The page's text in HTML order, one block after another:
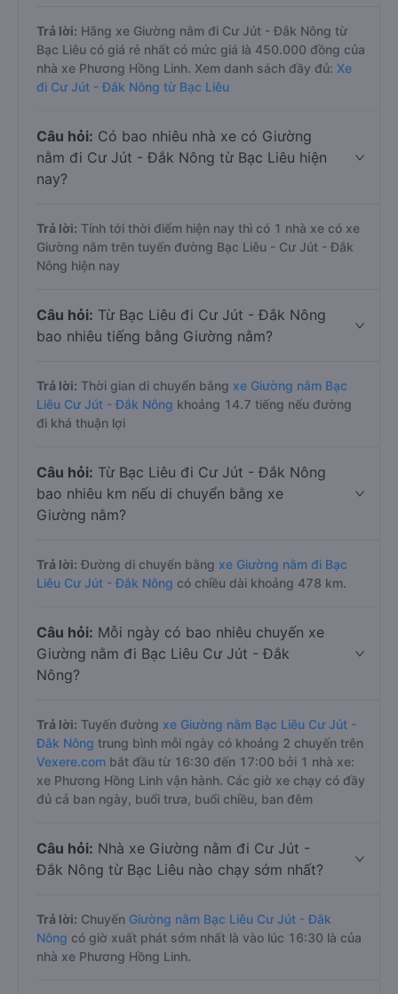
Trả lời: Hãng xe Giường nằm đi Cư Jút - Đắk Nông từ
Bạc Liêu có giá rẻ nhất có mức giá là 450.000 đồng của
nhà xe Phương Hồng Linh. Xem danh sách đầy đủ: Xe
đi Cư Jút - Đắk Nông từ Bạc Liêu
Câu hỏi: Có bao nhiêu nhà xe có Giường
nằm đi Cư Jút - Đắk Nông từ Bạc Liêu hiện
nay?
Trả lời: Tính tới thời điểm hiện nay thì có 1 nhà xe có xe
Giường nằm trên tuyến đường Bạc Liêu - Cư Jút - Đắk
Nông hiện nay
Câu hỏi: Từ Bạc Liêu đi Cư Jút - Đắk Nông
bao nhiêu tiếng bằng Giường nằm?
Trả lời: Thời gian di chuyển bằng xe Giường nằm Bạc
Liêu Cư Jút - Đắk Nông khoảng 14.7 tiếng nếu đường
đi khá thuận lợi
Câu hỏi: Từ Bạc Liêu đi Cư Jút - Đắk Nông
bao nhiêu km nếu di chuyển bằng xe
Giường nằm?
Trả lời: Đường di chuyển bằng xe Giường nằm đi Bạc
Liêu Cư Jút - Đắk Nông có chiều dài khoảng 478 km.
Câu hỏi: Mỗi ngày có bao nhiêu chuyến xe
Giường nằm đi Bạc Liêu Cư Jút - Đắk
Nông?
Trả lời: Tuyến đường xe Giường nằm Bạc Liêu Cư Jút -
Đắk Nông trung bình mỗi ngày có khoảng 2 chuyến trên
Vexere.com bắt đầu từ 16:30 đến 17:00 bởi 1 nhà xe:
xe Phương Hồng Linh vận hành. Các giờ xe chạy có đầy
đủ cả ban ngày, buổi trưa, buổi chiều, ban đêm
Câu hỏi: Nhà xe Giường nằm đi Cư Jút -
Đắk Nông từ Bạc Liêu nào chạy sớm nhất?
Trả lời: Chuyến Giường nằm Bạc Liêu Cư Jút - Đắk
Nông có giờ xuất phát sớm nhất là vào lúc 16:30 là của
nhà xe Phương Hồng Linh.